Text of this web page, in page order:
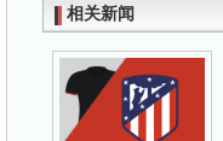
相关新闻